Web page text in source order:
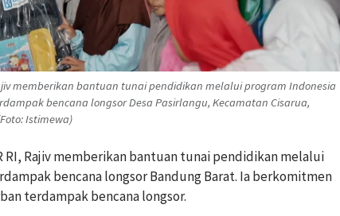
memberikan bantuan tunai pendidikan melalui program Indonesia
bencana longsor Desa Pasirlangu, Kecamatan Cisarua,
Istimewa)
RI, Rajiv memberikan bantuan tunai pendidikan melalui
bencana longsor Bandung Barat. Ia berkomitmen
terdampak bencana longsor.